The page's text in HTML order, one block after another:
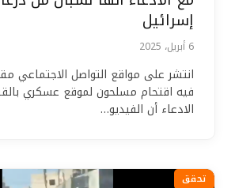
إسرائيل
6 أبريل، 2025
انتشر على مواقع التواصل الاجتماعي
فيه اقتحام مسلحون لموقع عسكري
الادعاء أن الفيديو…
تحقق